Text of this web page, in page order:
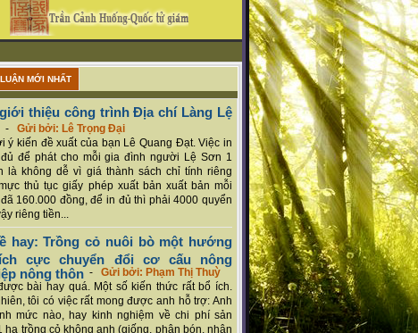
MỚI NHẤT
thiệu công trình Địa chí Làng Lệ
- Gửi bởi: Lê Trọng Đại
ý kiến đề xuất của bạn Lê Quang Đạt. Việc in
để phát cho mỗi gia đình người Lệ Sơn 1
là không dễ vì giá thành sách chỉ tính riêng
thủ tục giấy phép xuất bản xuất bản mỗi
160.000 đồng, để in đủ thì phải 4000 quyển
riêng tiền...
hay: Trồng cỏ nuôi bò một hướng
cực chuyển đổi cơ cấu nông
nông thôn - Gửi bởi: Phạm Thị Thuỳ
bài hay quá. Một số kiến thức rất bổ ích.
tôi có việc rất mong được anh hỗ trợ: Anh
mức nào, hay kinh nghiệm về chi phí sản
ha trồng cỏ không anh (giống, phân bón, nhận